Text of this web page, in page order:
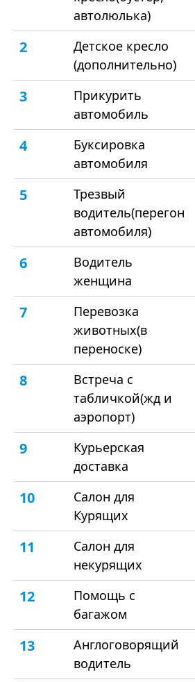
автолюлька)
2
Детское кресло
(дополнительно)
3
Прикурить
автомобиль
4
Буксировка
автомобиля
5
Трезвый
водитель(перегон
автомобиля)
6
Водитель
женщина
7
Перевозка
животных(в
переноске)
8
Встреча с
табличкой(жд и
аэропорт)
9
Курьерская
доставка
10
Салон для
Курящих
11
Салон для
некурящих
12
Помощь с
багажом
13
Англоговорящий
водитель